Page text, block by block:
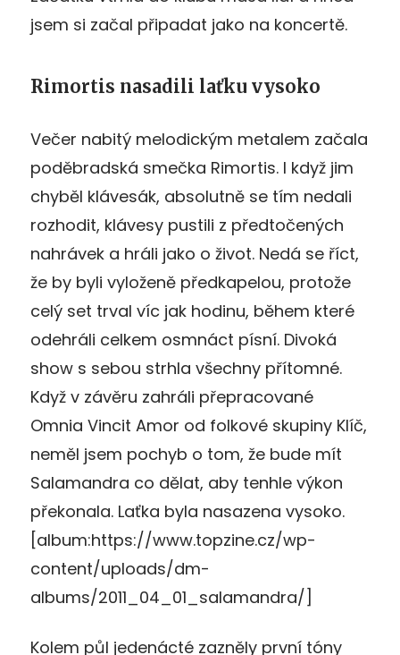
jsem si začal připadat jako na koncertě.
Rimortis nasadili laťku vysoko
Večer nabitý melodickým metalem začala
poděbradská smečka Rimortis. I když jim
chyběl klávesák, absolutně se tím nedali
rozhodit, klávesy pustili z předtočených
nahrávek a hráli jako o život. Nedá se říct,
že by byli vyloženě předkapelou, protože
celý set trval víc jak hodinu, během které
odehráli celkem osmnáct písní. Divoká
show s sebou strhla všechny přítomné.
Když v závěru zahráli přepracované
Omnia Vincit Amor od folkové skupiny Klíč,
neměl jsem pochyb o tom, že bude mít
Salamandra co dělat, aby tenhle výkon
překonala. Laťka byla nasazena vysoko.
[album:https://www.topzine.cz/wp-
content/uploads/dm-
albums/2011_04_01_salamandra/]
Kolem půl jedenácté zazněly první tóny